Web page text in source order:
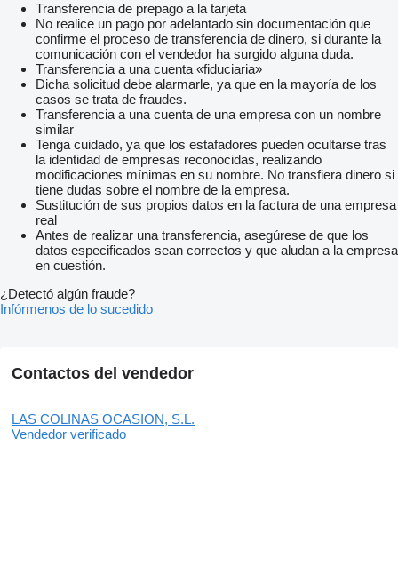
Transferencia de prepago a la tarjeta
No realice un pago por adelantado sin documentación que
confirme el proceso de transferencia de dinero, si durante la
comunicación con el vendedor ha surgido alguna duda.
Transferencia a una cuenta «fiduciaria»
Dicha solicitud debe alarmarle, ya que en la mayoría de los
casos se trata de fraudes.
Transferencia a una cuenta de una empresa con un nombre
similar
Tenga cuidado, ya que los estafadores pueden ocultarse tras
la identidad de empresas reconocidas, realizando
modificaciones mínimas en su nombre. No transfiera dinero si
tiene dudas sobre el nombre de la empresa.
Sustitución de sus propios datos en la factura de una empresa
real
Antes de realizar una transferencia, asegúrese de que los
datos especificados sean correctos y que aludan a la empresa
en cuestión.
¿Detectó algún fraude?
Infórmenos de lo sucedido
Contactos del vendedor
LAS COLINAS OCASION, S.L.
Vendedor verificado